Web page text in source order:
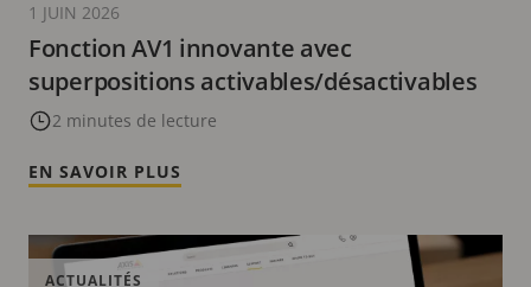
Fonction AV1 innovante avec
superpositions activables/désactivables
2 minutes de lecture
1 JUIN 2026
EN SAVOIR PLUS
ACTUALITÉS